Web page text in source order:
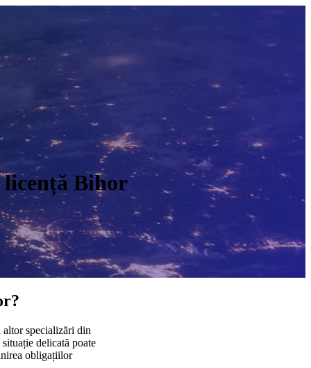
Bihor
altor specializări din
delicată poate
obligațiilor